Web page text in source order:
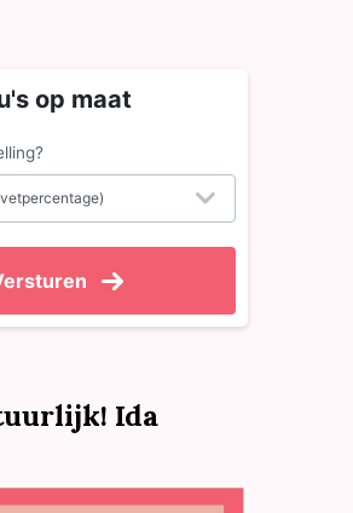
op maat
Ida